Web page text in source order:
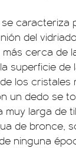
caracteriza
del
cerca de
superficie de
los cristales
un dedo se
muy larga de
de bronce,
ninguna